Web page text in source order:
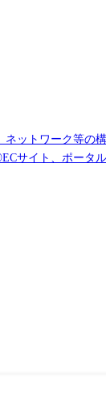
プン系システム> ◎大手金融
ステム> ◎顧客管理システ